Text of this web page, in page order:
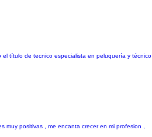
título de tecnico especialista en peluquería y técnico
positivas , me encanta crecer en mi profesion ,